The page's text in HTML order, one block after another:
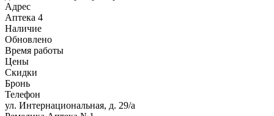
Адрес
Аптека 4
Наличие
Обновлено
Время работы
Цены
Скидки
Бронь
Телефон
ул. Интернациональная, д. 29/а